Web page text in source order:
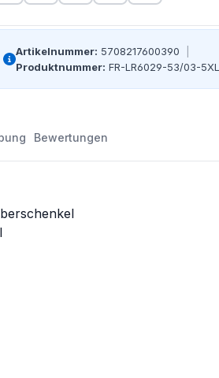
Artikelnummer: 5708217600390
Produktnummer: FR-LR6029-53/03-5XL
Bewertungen